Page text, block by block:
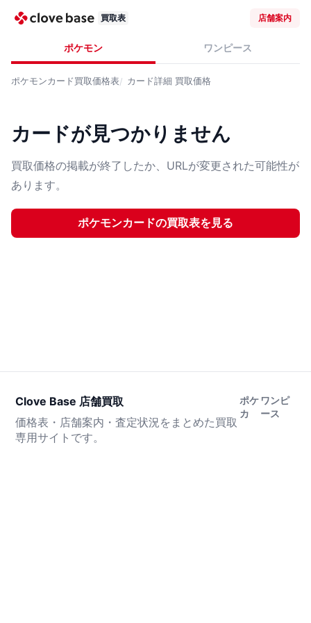
買取表 店舗案内
ポケモン ワンピース
ポケモンカード買取価格表 カード詳細 買取価格
カードが見つかりません
買取価格の掲載が終了したか、URLが変更された可能性が
あります。
ポケモンカードの買取表を見る
Clove Base 店舗買取
価格表・店舗案内・査定状況をまとめた買取
専用サイトです。
ポケ
カ
ワンピ
ース